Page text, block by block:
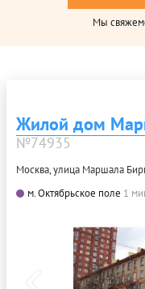
Мы
Жилой дом
№74935
Москва, улица Маршала
м. Октябрьское поле 1